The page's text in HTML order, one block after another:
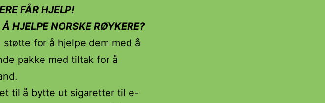
FÅR HJELP!
HJELPE NORSKE RØYKERE?
for å hjelpe dem med å
pakke med tiltak for å
til å bytte ut sigaretter til e-